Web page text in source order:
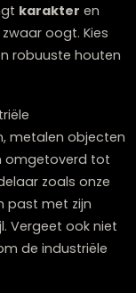
aanpak
blijft, terwijl
zorgt.
met
look is
en metaal een
karakter
te zwaar oogt.
en robuuste